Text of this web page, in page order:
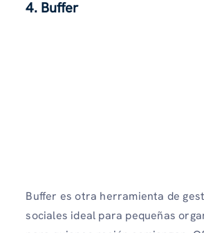
4. Buffer
Buffer es otra herramienta de
sociales ideal para pequeñas